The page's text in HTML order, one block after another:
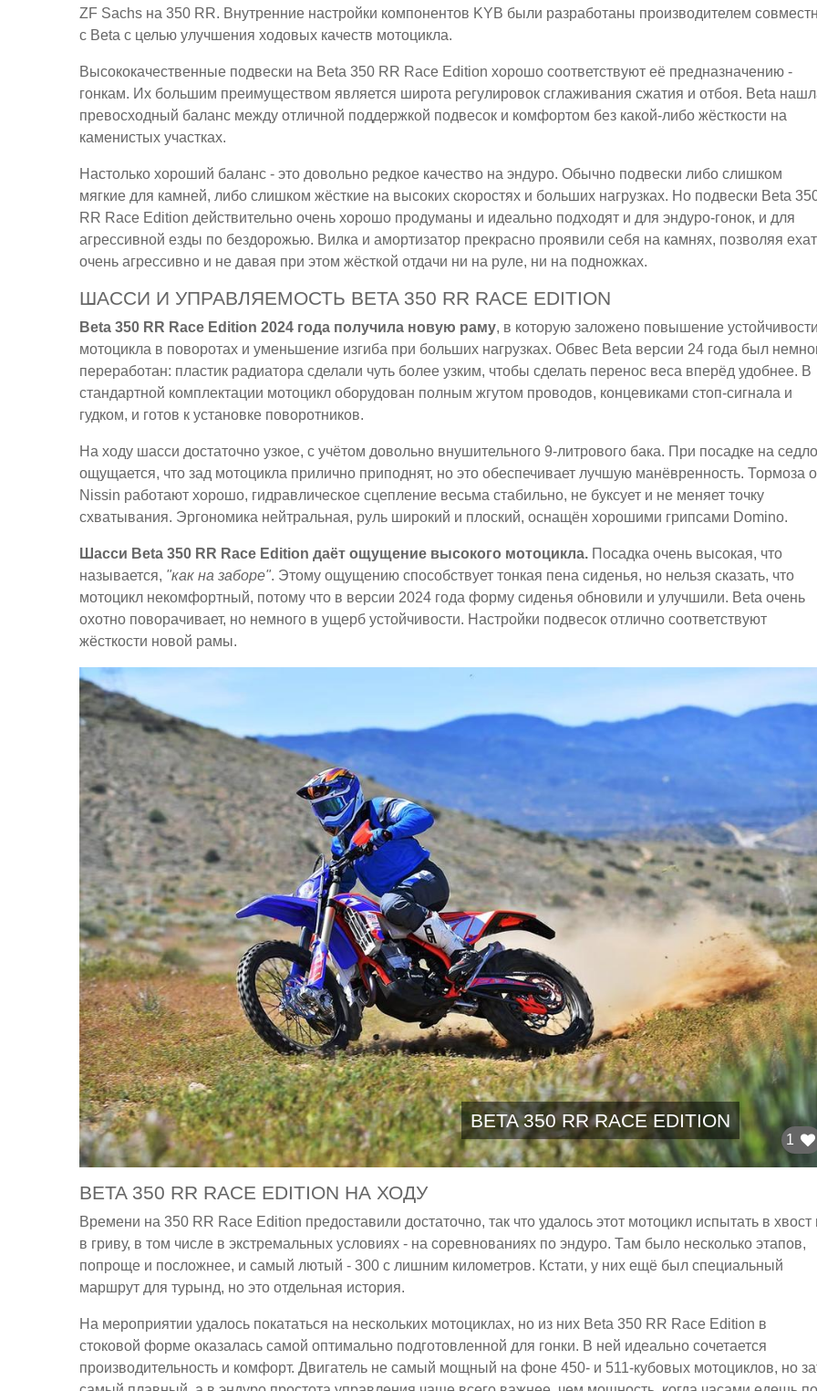
ZF Sachs на 350 RR. Внутренние настройки компонентов KYB были разработаны производителем
с Beta с целью улучшения ходовых качеств мотоцикла.
Высококачественные подвески на Beta 350 RR Race Edition хорошо соответствуют её предназначению -
гонкам. Их большим преимуществом является широта регулировок сглаживания сжатия и отбоя. Beta
превосходный баланс между отличной поддержкой подвесок и комфортом без какой-либо жёсткости на
каменистых участках.
Настолько хороший баланс - это довольно редкое качество на эндуро. Обычно подвески либо слишком
мягкие для камней, либо слишком жёсткие на высоких скоростях и больших нагрузках. Но подвески Beta
RR Race Edition действительно очень хорошо продуманы и идеально подходят и для эндуро-гонок, и для
агрессивной езды по бездорожью. Вилка и амортизатор прекрасно проявили себя на камнях, позволяя
очень агрессивно и не давая при этом жёсткой отдачи ни на руле, ни на подножках.
ШАССИ И УПРАВЛЯЕМОСТЬ BETA 350 RR RACE EDITION
Beta 350 RR Race Edition 2024 года получила новую раму, в которую заложено повышение устойчивости
мотоцикла в поворотах и уменьшение изгиба при больших нагрузках. Обвес Beta версии 24 года был
переработан: пластик радиатора сделали чуть более узким, чтобы сделать перенос веса вперёд удобнее. В
стандартной комплектации мотоцикл оборудован полным жгутом проводов, концевиками стоп-сигнала и
гудком, и готов к установке поворотников.
На ходу шасси достаточно узкое, с учётом довольно внушительного 9-литрового бака. При посадке на седло
ощущается, что зад мотоцикла прилично приподнят, но это обеспечивает лучшую манёвренность. Тормоза
Nissin работают хорошо, гидравлическое сцепление весьма стабильно, не буксует и не меняет точку
схватывания. Эргономика нейтральная, руль широкий и плоский, оснащён хорошими грипсами Domino.
Шасси Beta 350 RR Race Edition даёт ощущение высокого мотоцикла. Посадка очень высокая, что
называется, "как на заборе". Этому ощущению способствует тонкая пена сиденья, но нельзя сказать, что
мотоцикл некомфортный, потому что в версии 2024 года форму сиденья обновили и улучшили. Beta очень
охотно поворачивает, но немного в ущерб устойчивости. Настройки подвесок отлично соответствуют
жёсткости новой рамы.
BETA 350 RR RACE EDITION
1
BETA 350 RR RACE EDITION НА ХОДУ
Времени на 350 RR Race Edition предоставили достаточно, так что удалось этот мотоцикл испытать в хвост
в гриву, в том числе в экстремальных условиях - на соревнованиях по эндуро. Там было несколько этапов,
попроще и посложнее, и самый лютый - 300 с лишним километров. Кстати, у них ещё был специальный
маршрут для турынд, но это отдельная история.
На мероприятии удалось покататься на нескольких мотоциклах, но из них Beta 350 RR Race Edition в
стоковой форме оказалась самой оптимально подготовленной для гонки. В ней идеально сочетается
производительность и комфорт. Двигатель не самый мощный на фоне 450- и 511-кубовых мотоциклов, но